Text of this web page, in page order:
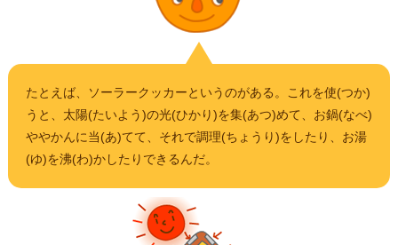
たとえば、ソーラークッカーというのがある。これを使(つか)
うと、太陽(たいよう)の光(ひかり)を集(あつ)めて、お鍋(なべ)
ややかんに当(あ)てて、それで調理(ちょうり)をしたり、お湯
(ゆ)を沸(わ)かしたりできるんだ。